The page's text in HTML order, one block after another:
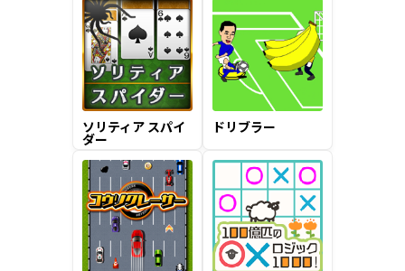
ソリティア スパイ
ダー
ドリブラー